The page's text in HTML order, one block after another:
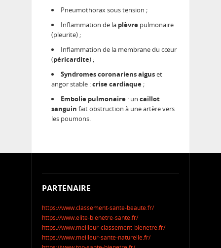
Pneumothorax sous tension ;
Inflammation de la plèvre pulmonaire
(pleurite) ;
Inflammation de la membrane du cœur
(péricardite) ;
Syndromes coronariens aiguset
angor stable :crise cardiaque ;
Embolie pulmonaire : un caillot
sanguin fait obstruction à une artère vers
les poumons.
PARTENAIRE
https://www.classement-sante-beaute.fr/
https://www.elite-bienetre-sante.fr/
https://www.meilleur-classement-bienetre.fr/
https://www.meilleur-sante-naturelle.fr/